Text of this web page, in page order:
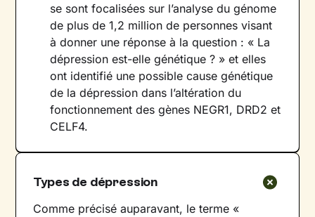
se sont focalisées sur l’analyse du génome
de plus de 1,2 million de personnes visant
à donner une réponse à la question : « La
dépression est-elle génétique ? » et elles
ont identifié une possible cause génétique
de la dépression dans l’altération du
fonctionnement des gènes NEGR1, DRD2 et
CELF4.
Types de dépression
Comme précisé auparavant, le terme «